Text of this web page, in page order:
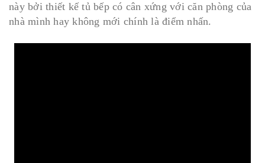
này bởi thiết kế tủ bếp có cân xứng với căn phòng của
nhà mình hay không mới chính là điểm nhấn.